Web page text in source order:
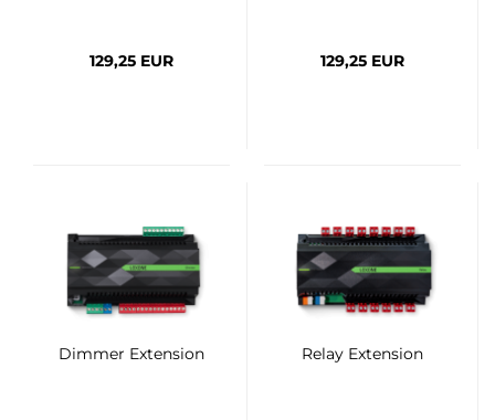
129,25 EUR 129,25 EUR
Dimmer Extension Relay Extension